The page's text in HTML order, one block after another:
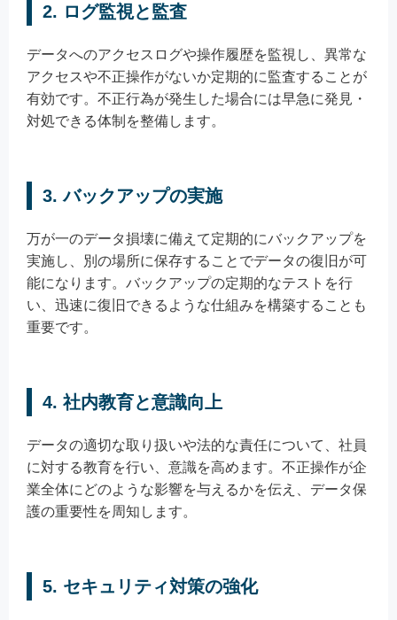
2. ログ監視と監査
データへのアクセスログや操作履歴を監視し、異常な
アクセスや不正操作がないか定期的に監査することが
有効です。不正行為が発生した場合には早急に発見・
対処できる体制を整備します。
3. バックアップの実施
万が一のデータ損壊に備えて定期的にバックアップを
実施し、別の場所に保存することでデータの復旧が可
能になります。バックアップの定期的なテストを行
い、迅速に復旧できるような仕組みを構築することも
重要です。
4. 社内教育と意識向上
データの適切な取り扱いや法的な責任について、社員
に対する教育を行い、意識を高めます。不正操作が企
業全体にどのような影響を与えるかを伝え、データ保
護の重要性を周知します。
5. セキュリティ対策の強化